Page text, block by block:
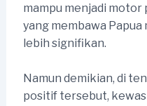
mampu menjadi
yang membawa
lebih signifikan.
Namun demikian, di
positif tersebut,